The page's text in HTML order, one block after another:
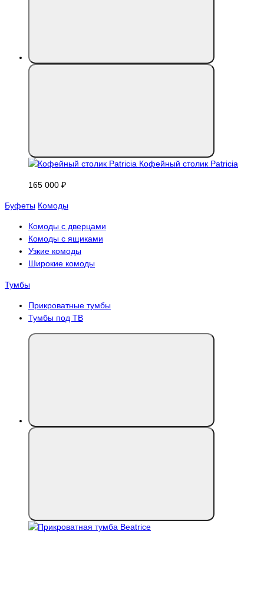
Кофейный столик Patricia
165 000 ₽
Буфеты Комоды
Комоды с дверцами
Комоды с ящиками
Узкие комоды
Широкие комоды
Тумбы
Прикроватные тумбы
Тумбы под ТВ